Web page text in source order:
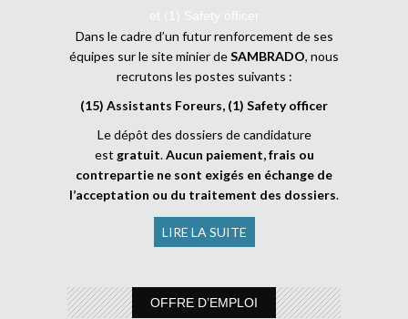
et (1) Safety officer
Dans le cadre d’un futur renforcement de ses
équipes sur le site minier deSAMBRADO, nous
recrutons les postes suivants :
(15) Assistants Foreurs, (1) Safety officer
Le dépôt des dossiers de candidature
est gratuit.Aucun paiement, frais ou
contrepartie ne sont exigés en échange de
l’acceptation ou du traitement des dossiers.
LIRE LA SUITE
OFFRE D’EMPLOI